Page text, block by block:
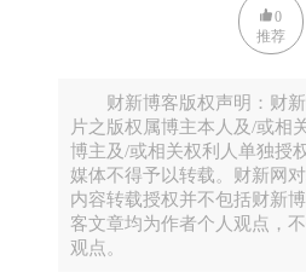
2.1%。以美元计，5月出
8.1%，预期6.0%）；进
很明显的，同比降幅34.6%
个事情的PRICE IN并不强烈
可能有抢出口、留库存的原
济的贡献率是否还会继续下
问题。
0
推荐
财新博客版权声明：财新
片之版权属博主本人及/或相
博主及/或相关权利人单独授
媒体不得予以转载。财新网
内容转载授权并不包括财新
客文章均为作者个人观点，
观点。